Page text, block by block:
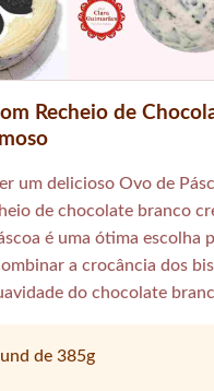
Recheio de
um delicioso Ovo de
de chocolate branco
é uma ótima escolha
a crocância dos
do chocolate
de 385g